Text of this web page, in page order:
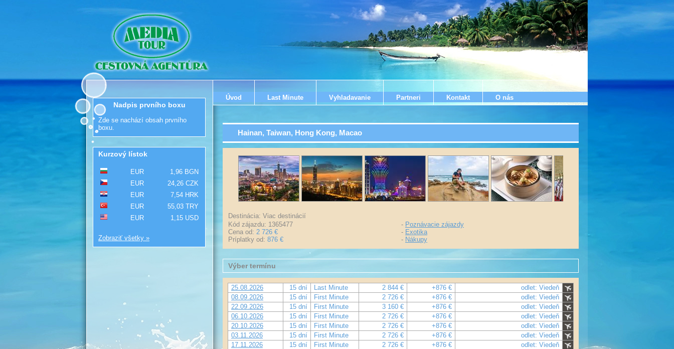
Úvod Last Minute Vyhladavanie Partneri Kontakt O nás
Hainan, Taiwan, Hong Kong, Macao
Destinácia: Viac destinácií
Kód zájazdu: 1365477
Cena od: 2 726 €
Príplatky od: 876 €
- Poznávacie zájazdy
- Exotika
- Nákupy
Výber termínu
25.08.2026 15 dní Last Minute 2 844 € +876 €
odlet: Viedeň
08.09.2026
15 dní First Minute 2 726 € +876 €
odlet: Viedeň
22.09.2026
15 dní First Minute 3 160 € +876 €
odlet: Viedeň
06.10.2026
15 dní First Minute 2 726 € +876 €
odlet: Viedeň
20.10.2026
15 dní First Minute 2 726 € +876 €
odlet: Viedeň
03.11.2026
15 dní First Minute 2 726 € +876 €
odlet: Viedeň
17.11.2026
15 dní First Minute 2 726 € +876 €
odlet: Viedeň
Nadpis prvního boxu
Zde se nachází obsah prvního
boxu.
Kurzový lístok
EUR
1,96 BGN
EUR
24,26 CZK
EUR
7,54 HRK
EUR
55,03 TRY
EUR
1,15 USD
Zobraziť všetky »